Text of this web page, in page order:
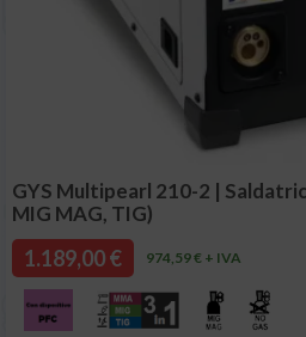
GYS Multipearl 210-2 |
MIG MAG, TIG)
1.189,00 € 974,59 € + IVA